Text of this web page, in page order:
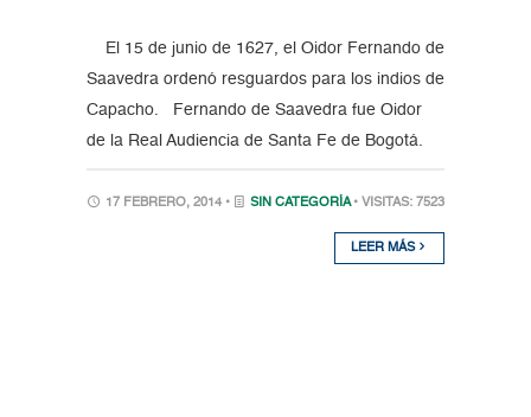
El 15 de junio de 1627, el Oidor Fernando de
Saavedra ordenó resguardos para los indios de
Capacho. Fernando de Saavedra fue Oidor
de la Real Audiencia de Santa Fe de Bogotá.
17 FEBRERO, 2014 • SIN CATEGORÍA • VISITAS: 7523
LEER MÁS